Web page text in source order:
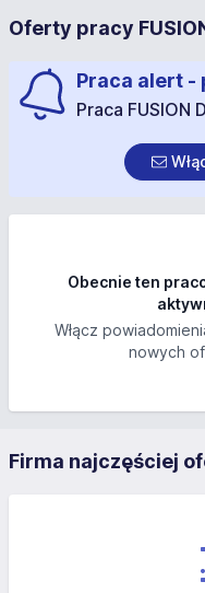
Oferty pracy
Praca alert -
Praca FUSION
Obecnie ten
Włącz
nowych
Firma najczęściej